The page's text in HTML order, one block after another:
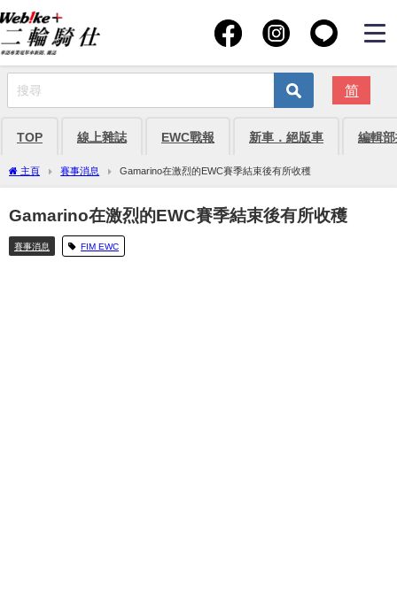
简
TOP 線上雜誌 EWC戰報 新車．絕版車 編輯
主頁 賽事消息 Gamarino在激烈的EWC賽季結束後有所收穫
Gamarino在激烈的EWC賽季結束後有所收穫
賽事消息 FIM EWC